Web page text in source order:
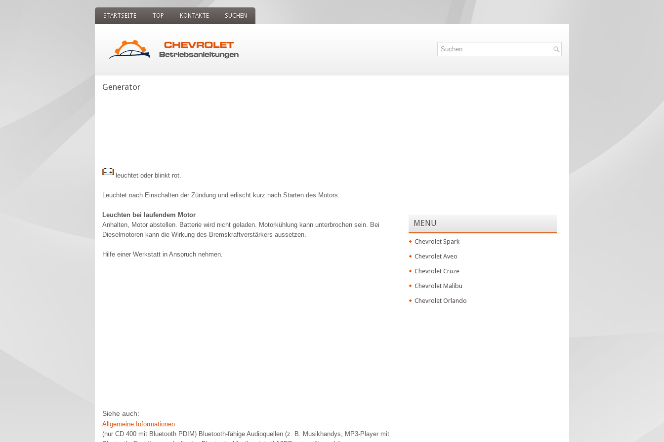
STARTSEITE TOP KONTAKTE SUCHEN
Generator
leuchtet oder blinkt rot.
Leuchtet nach Einschalten der Zündung und erlischt kurz nach Starten des Motors.
Leuchten bei laufendem Motor
Anhalten, Motor abstellen. Batterie wird nicht geladen. Motorkühlung kann unterbrochen sein. Bei
Dieselmotoren kann die Wirkung des Bremskraftverstärkers aussetzen.
Hilfe einer Werkstatt in Anspruch nehmen.
Siehe auch:
Allgemeine Informationen
(nur CD 400 mit Bluetooth PDIM) Bluetooth-fähige Audioquellen (z. B. Musikhandys, MP3-Player mit
MENU
Chevrolet Spark
Chevrolet Aveo
Chevrolet Cruze
Chevrolet Malibu
Chevrolet Orlando